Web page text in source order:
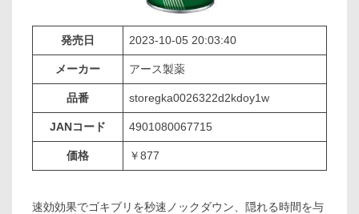
発売日 2023-10-05 20:03:40
メーカー アース製薬
品番 storegka0026322d2kdoy1w
JANコード 4901080067715
価格 ￥877
速効効果でゴキブリを秒速ノックダウン、隠れる時間を与